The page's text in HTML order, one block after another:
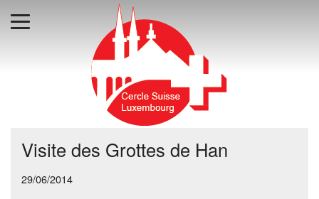
Visite des Grottes de Han
29/06/2014